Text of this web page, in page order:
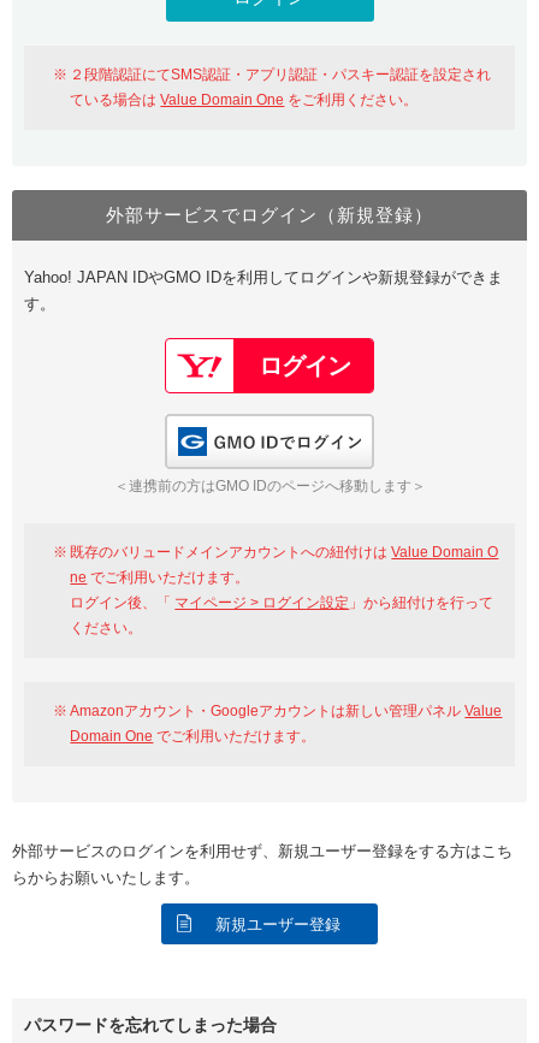
おすすめ One レンタルサーバーを含む最新の機能を使う方
Value Domain Oneにログイン
Google
GMO ID Amazon
※AmazonはValue Domain Oneのログイン画面へ遷移します
Value Domain Oneアカウント作成
以下でも登録可能
Google Yahoo!
GMO ID
２段階認証にてSMS認証・アプリ認証・パスキー認証を設定され
ている場合はValue Domain One をご利用ください。
外部サービスでログイン（新規登録）
Yahoo! JAPAN IDやGMO IDを利用してログインや新規登録ができま
す。
＜連携前の方はGMO IDのページへ移動します＞
既存のバリュードメインアカウントへの紐付けはValue Domain O
ne でご利用いただけます。
ログイン後、「 マイページ > ログイン設定 」から紐付けを行って
ください。
Amazonアカウント・Googleアカウントは新しい管理パネルValue
Domain One でご利用いただけます。
外部サービスのログインを利用せず、新規ユーザー登録をする方はこち
らからお願いいたします。
新規ユーザー登録
パスワードを忘れてしまった場合